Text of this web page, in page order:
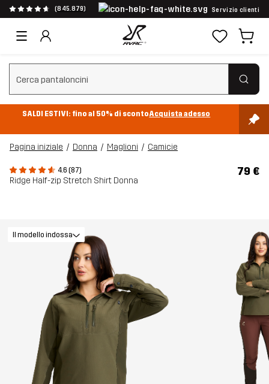
(845.879) Servizio clienti
Cancella ricerca
SALDI ESTIVI: fino al 50% di scontoAcquista adesso
Pagina iniziale Donna Maglioni Camicie
4.6 (87)
Ridge Half-zip Stretch Shirt Donna
79 €
Il modello indossa